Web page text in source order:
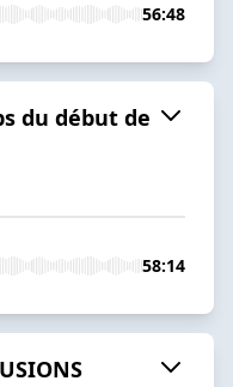
56:48
du début de
58:14